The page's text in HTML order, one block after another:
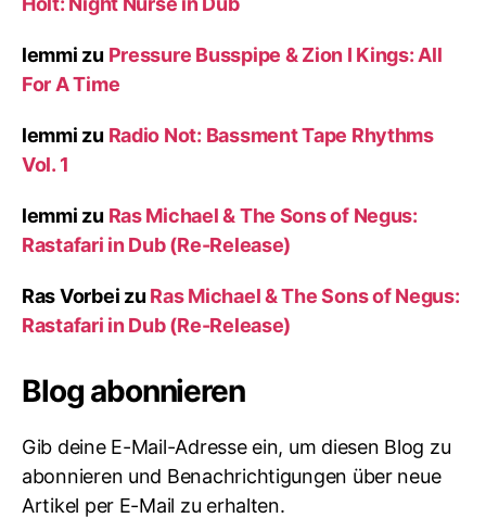
lemmi zu Pressure Busspipe & Zion I Kings: All
For A Time
lemmi zu Radio Not: Bassment Tape Rhythms
Vol. 1
lemmi zu Ras Michael & The Sons of Negus:
Rastafari in Dub (Re-Release)
Ras Vorbei zu Ras Michael & The Sons of Negus:
Rastafari in Dub (Re-Release)
Blog abonnieren
Gib deine E-Mail-Adresse ein, um diesen Blog zu
abonnieren und Benachrichtigungen über neue
Artikel per E-Mail zu erhalten.